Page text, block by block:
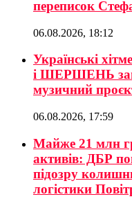
переписок
06.08.2026, 18:12
Українські
і ШЕРШЕНЬ
музичний
06.08.2026, 17:59
Майже 21 млн
активів: ДБР
підозру
логістики